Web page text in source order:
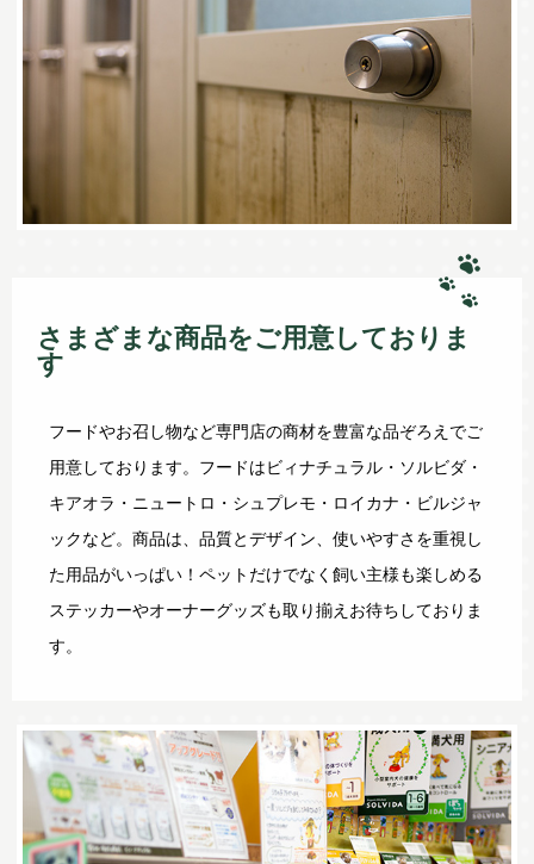
さまざまな商品をご用意しておりま
す
フードやお召し物など専門店の商材を豊富な品ぞろえでご
用意しております。フードはビィナチュラル・ソルビダ・
キアオラ・ニュートロ・シュプレモ・ロイカナ・ビルジャ
ックなど。商品は、品質とデザイン、使いやすさを重視し
た用品がいっぱい！ペットだけでなく飼い主様も楽しめる
ステッカーやオーナーグッズも取り揃えお待ちしておりま
す。